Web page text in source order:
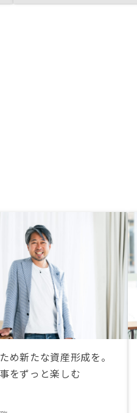
め新たな資産形成を。
をずっと楽しむ